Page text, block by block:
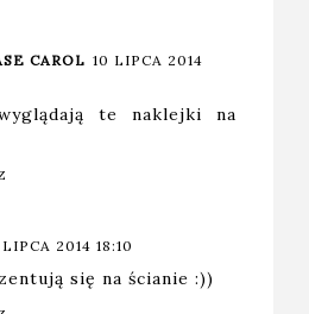
CAROL 10 LIPCA 2014
te naklejki na
LIPCA 2014 18:10
się na ścianie :))